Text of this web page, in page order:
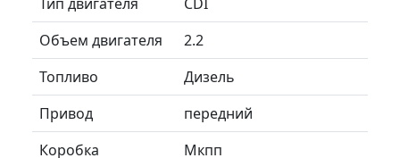
Объем двигателя
2.2
Топливо
Дизель
Привод
передний
Коробка
Мкпп